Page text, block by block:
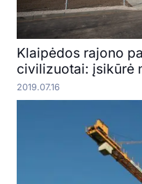
Klaipėdos rajono
civilizuotai: įsikūrė
2019.07.16